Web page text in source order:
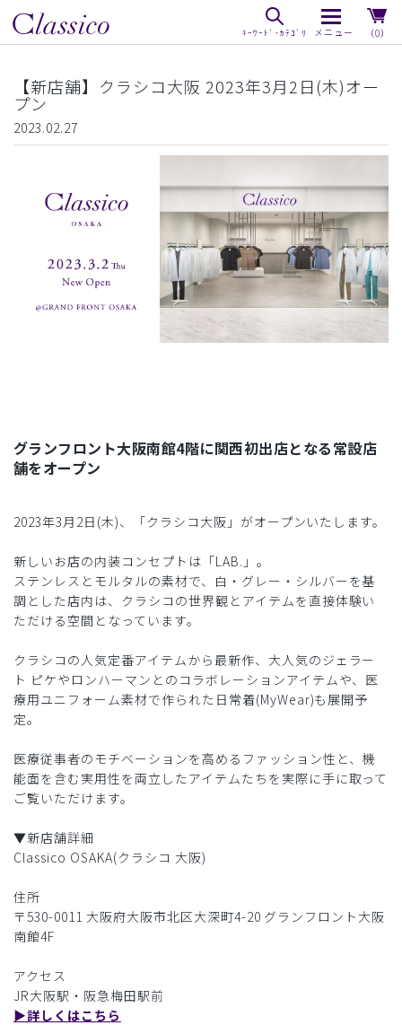
（0）
【新店舗】クラシコ大阪 2023年3月2日(木)オー
プン
2023.02.27
グランフロント大阪南館4階に関西初出店となる常設店
舗をオープン
2023年3月2日(木)、「クラシコ大阪」がオープンいたします。
新しいお店の内装コンセプトは「LAB.」。
ステンレスとモルタルの素材で、白・グレー・シルバーを基
調とした店内は、クラシコの世界観とアイテムを直接体験い
ただける空間となっています。
クラシコの人気定番アイテムから最新作、大人気のジェラー
ト ピケやロンハーマンとのコラボレーションアイテムや、医
療用ユニフォーム素材で作られた日常着(MyWear)も展開予
定。
医療従事者のモチベーションを高めるファッション性と、機
能面を含む実用性を両立したアイテムたちを実際に手に取って
ご覧いただけます。
▼新店舗詳細
Classico OSAKA(クラシコ 大阪)
住所
〒530-0011 大阪府大阪市北区大深町4-20 グランフロント大阪
南館4F
アクセス
JR大阪駅・阪急梅田駅前
▶︎詳しくはこちら